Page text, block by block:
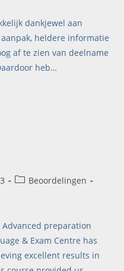
dankjewel aan
heldere informatie
af te zien van deelname
heb…
Beoordelingen
Advanced preparation
& Exam Centre has
excellent results in